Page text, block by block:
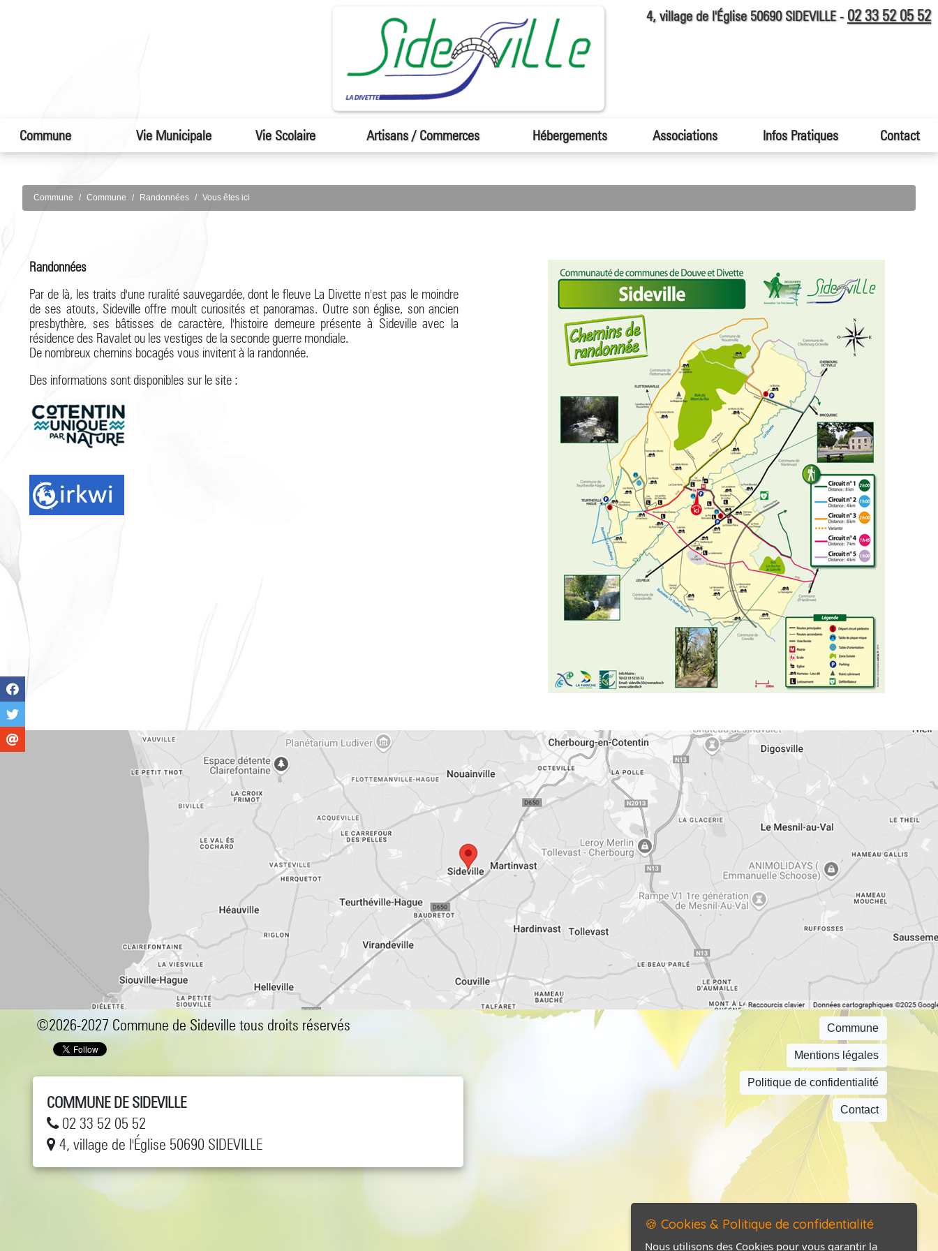
Commune Vie Municipale Vie Scolaire Artisans / Commerces Hébergements Associations Infos Pratiques Contact
4, village de l'Église 50690 SIDEVILLE - 02 33 52 05 52
Commune Commune Randonnées Vous êtes ici
Randonnées
Par de là, les traits d'une ruralité sauvegardée, dont le fleuve La Divette n'est pas le moindre
de ses atouts, Sideville offre moult curiosités et panoramas. Outre son église, son ancien
presbythère, ses bâtisses de caractère, l'histoire demeure présente à Sideville avec la
résidence des Ravalet ou les vestiges de la seconde guerre mondiale.
De nombreux chemins bocagés vous invitent à la randonnée.
Des informations sont disponibles sur le site :
©2026-2027 Commune de Sideville tous droits réservés
COMMUNE DE SIDEVILLE
02 33 52 05 52
4, village de l'Église 50690 SIDEVILLE
Commune
Mentions légales
Politique de confidentialité
Contact
🍪 Cookies & Politique de confidentialité
Nous utilisons des Cookies pour vous garantir la